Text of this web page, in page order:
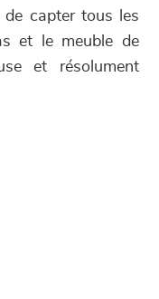
de capter tous les
et le meuble de
et résolument